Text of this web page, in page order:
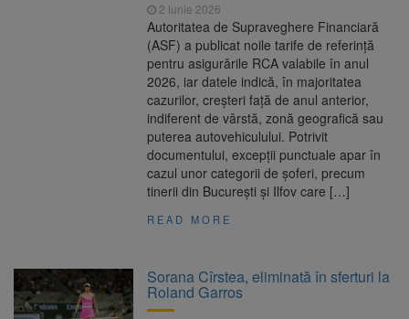
2 iunie 2026
Autoritatea de Supraveghere Financiară
(ASF) a publicat noile tarife de referință
pentru asigurările RCA valabile în anul
2026, iar datele indică, în majoritatea
cazurilor, creșteri față de anul anterior,
indiferent de vârstă, zonă geografică sau
puterea autovehiculului. Potrivit
documentului, excepții punctuale apar în
cazul unor categorii de șoferi, precum
tinerii din București și Ilfov care […]
READ MORE
Sorana Cîrstea, eliminată în sferturi la
Roland Garros